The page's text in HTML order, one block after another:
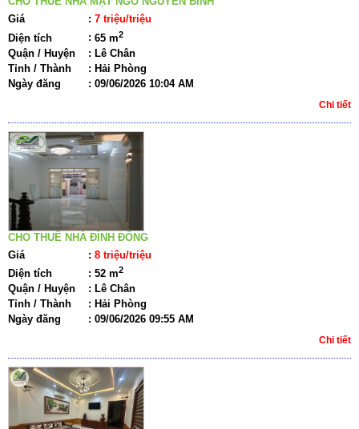
Giá
: 7 triệu/triệu
Diện tích
: 65 m2
Quận / Huyện : Lê Chân
Tỉnh / Thành
: Hải Phòng
Ngày đăng
: 09/06/2026 10:04 AM
Chi tiết
CHO THUÊ NHÀ ĐÌNH ĐÔNG
Giá
: 8 triệu/triệu
Diện tích
: 52 m2
Quận / Huyện : Lê Chân
Tỉnh / Thành
: Hải Phòng
Ngày đăng
: 09/06/2026 09:55 AM
Chi tiết